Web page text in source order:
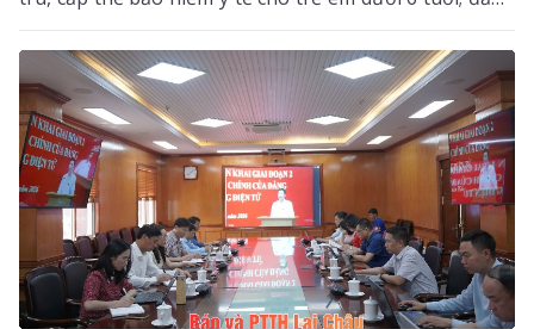
ký khai tử, xóa đăng ký thường trú, giải quyết mai
táng phí, tử tuất.